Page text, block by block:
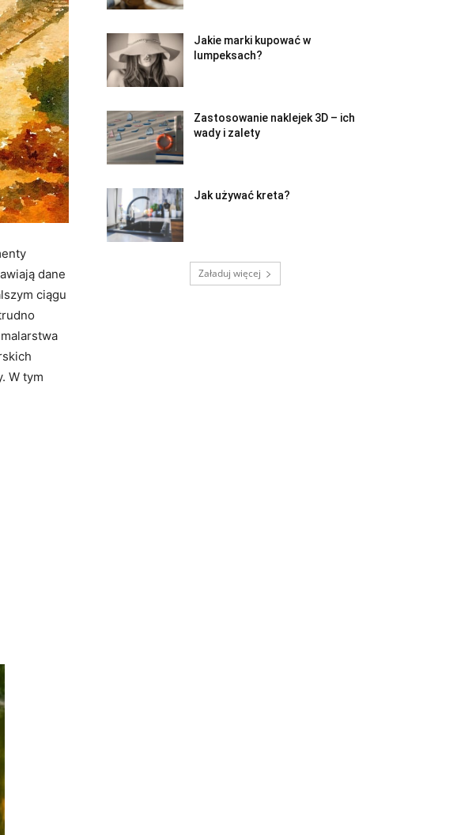
dane
ciągu
W tym
Jakie marki kupować w
lumpeksach?
Zastosowanie naklejek 3D – ich
wady i zalety
Jak używać kreta?
Załaduj więcej